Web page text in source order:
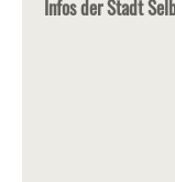
Infos der Stadt